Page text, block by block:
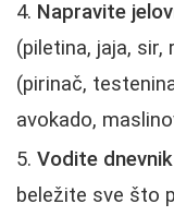
Napravite
(piletina, jaja, sir,
(pirinač,
avokado,
Vodite
beležite sve što